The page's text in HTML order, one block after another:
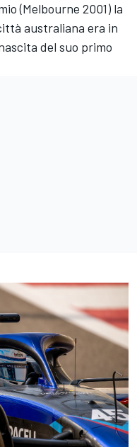
(Melbourne 2001) la
australiana era in
del suo primo